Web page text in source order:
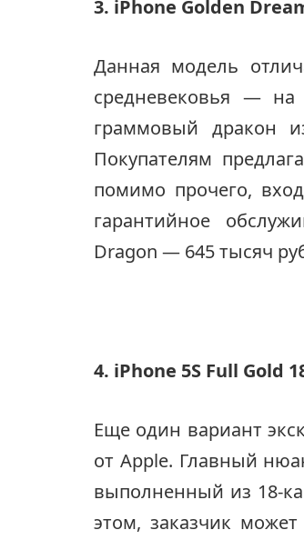
3. iPhone Goldеn
Данная модель
средневековья — на
граммовый дракон
Покупателям
помимо прочего,
гарантийное
Drаgоn — 645 тысяч
4. iPhone 5S Full Gold
Еще один вариант
от Apple. Главный
выполненный из 18-
этом, заказчик